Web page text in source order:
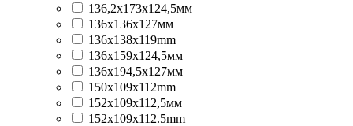
136,2x173x124,5мм
136x136x127мм
136x138x119mm
136x159x124,5мм
136x194,5x127мм
150x109x112mm
152x109x112,5мм
152x109x112.5mm